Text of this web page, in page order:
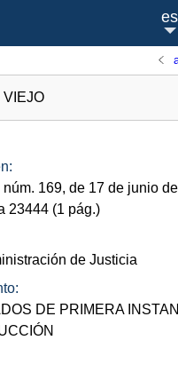
es
núm. 169, de 17 de junio
23444 (1 pág.)
de Justicia
DE PRIMERA